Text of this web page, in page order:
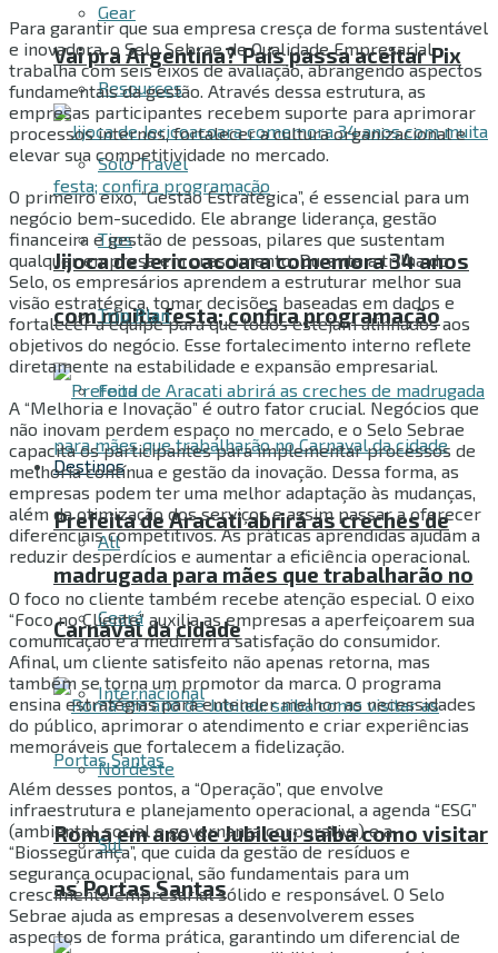
Vai pra Argentina? País passa aceitar Pix
Jijoca de Jericoacoara comemora 34 anos
com muita festa; confira programação
Prefeita de Aracati abrirá as creches de
madrugada para mães que trabalharão no
Carnaval da cidade
Roma em ano de Jubileu: saiba como visitar
as Portas Santas
Gear
Resources
Solo Travel
Tips
Trip Plan
Food
Destinos
All
Ceará
Internacional
Nordeste
Sul
Para garantir que sua empresa cresça de forma sustentável
e inovadora, o Selo Sebrae de Qualidade Empresarial
trabalha com seis eixos de avaliação, abrangendo aspectos
fundamentais da gestão. Através dessa estrutura, as
empresas participantes recebem suporte para aprimorar
processos internos, fortalecer a cultura organizacional e
elevar sua competitividade no mercado.
O primeiro eixo, “Gestão Estratégica”, é essencial para um
negócio bem-sucedido. Ele abrange liderança, gestão
financeira e gestão de pessoas, pilares que sustentam
qualquer empresa em crescimento. Durante a trilha do
Selo, os empresários aprendem a estruturar melhor sua
visão estratégica, tomar decisões baseadas em dados e
fortalecer a equipe para que todos estejam alinhados aos
objetivos do negócio. Esse fortalecimento interno reflete
diretamente na estabilidade e expansão empresarial.
A “Melhoria e Inovação” é outro fator crucial. Negócios que
não inovam perdem espaço no mercado, e o Selo Sebrae
capacita os participantes para implementar processos de
melhoria contínua e gestão da inovação. Dessa forma, as
empresas podem ter uma melhor adaptação às mudanças,
além da otimização dos serviços e assim passar a oferecer
diferenciais competitivos. As práticas aprendidas ajudam a
reduzir desperdícios e aumentar a eficiência operacional.
O foco no cliente também recebe atenção especial. O eixo
“Foco no Cliente” auxilia as empresas a aperfeiçoarem sua
comunicação e a medirem a satisfação do consumidor.
Afinal, um cliente satisfeito não apenas retorna, mas
também se torna um promotor da marca. O programa
ensina estratégias para entender melhor as necessidades
do público, aprimorar o atendimento e criar experiências
memoráveis que fortalecem a fidelização.
Além desses pontos, a “Operação”, que envolve
infraestrutura e planejamento operacional, a agenda “ESG”
(ambiental, social e governança corporativa) e a
“Biossegurança”, que cuida da gestão de resíduos e
segurança ocupacional, são fundamentais para um
crescimento empresarial sólido e responsável. O Selo
Sebrae ajuda as empresas a desenvolverem esses
aspectos de forma prática, garantindo um diferencial de